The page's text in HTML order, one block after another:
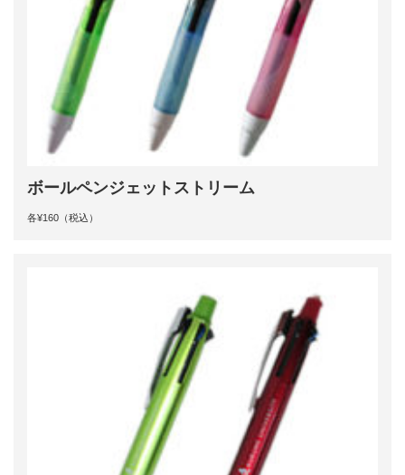
ボールペンジェットストリーム
各¥160（税込）